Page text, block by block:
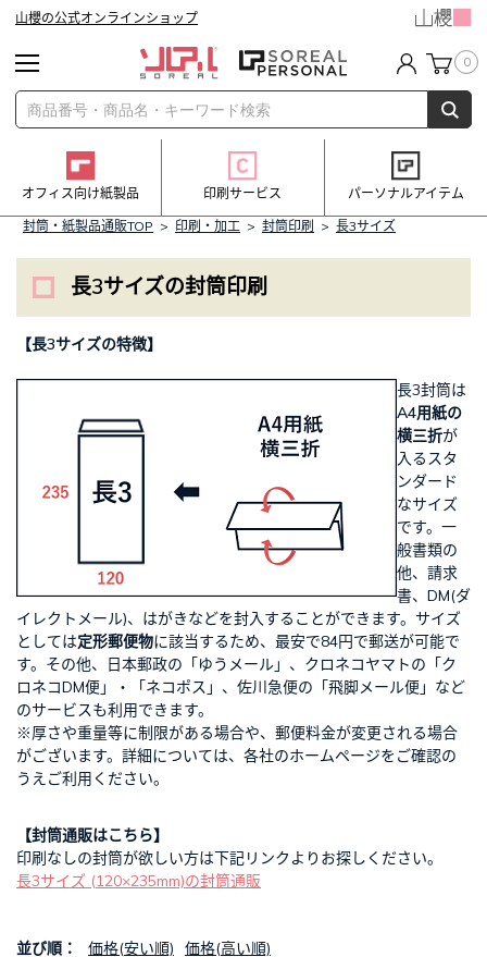
山櫻の公式オンラインショップ
0
オフィス向け紙製品 印刷サービス
パーソナルアイテム
封筒・紙製品通販TOP > 印刷・加工 > 封筒印刷 > 長3サイズ
長3サイズの封筒印刷
【長3サイズの特徴】
長3封筒は
A4用紙の
横三折が
入るスタ
ンダード
なサイズ
です。一
般書類の
他、請求
書、DM(ダ
イレクトメール)、はがきなどを封入することができます。サイズ
としては定形郵便物に該当するため、最安で84円で郵送が可能で
す。その他、日本郵政の「ゆうメール」、クロネコヤマトの「ク
ロネコDM便」・「ネコポス」、佐川急便の「飛脚メール便」など
のサービスも利用できます。
※厚さや重量等に制限がある場合や、郵便料金が変更される場合
がございます。詳細については、各社のホームページをご確認の
うえご利用ください。
【封筒通販はこちら】
印刷なしの封筒が欲しい方は下記リンクよりお探しください。
長3サイズ (120×235mm)の封筒通販
並び順： 価格(安い順)
価格(高い順)